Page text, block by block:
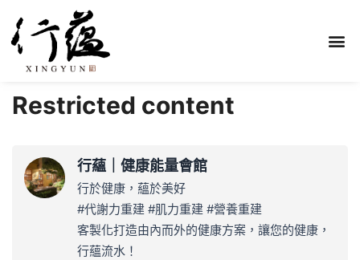
Restricted content
行蘊｜健康能量會館
行於健康，蘊於美好
#代謝力重建 #肌力重建 #營養重建
客製化打造由內而外的健康方案，讓您的健康，
行蘊流水！